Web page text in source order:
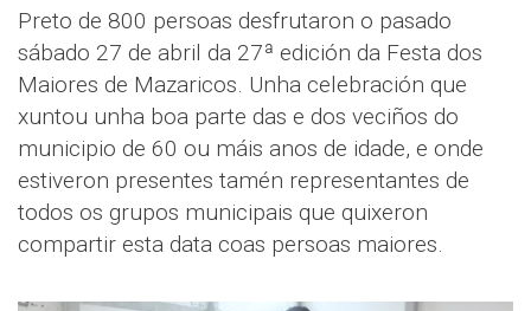
Preto de 800 persoas desfrutaron o pasado
sábado 27 de abril da 27ª edición da Festa dos
Maiores de Mazaricos. Unha celebración que
xuntou unha boa parte das e dos veciños do
municipio de 60 ou máis anos de idade, e onde
estiveron presentes tamén representantes de
todos os grupos municipais que quixeron
compartir esta data coas persoas maiores.